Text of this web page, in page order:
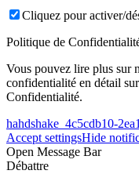
Cliquez pour activer/
Politique de
Vous pouvez lire plus sur
confidentialité en détail
Confidentialité.
hahdshake_4c5cdb10-
Accept settingsHide
Open Message Bar
Débattre